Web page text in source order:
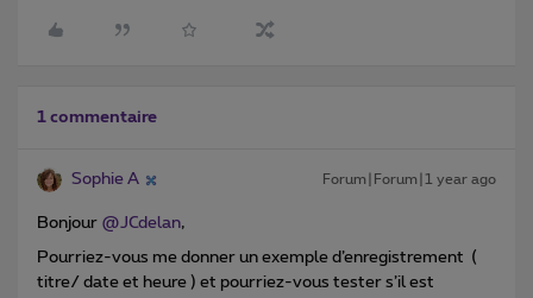
1 commentaire
Sophie A Forum|Forum|1 year ago
Bonjour ​ @JCdelan,
Pourriez-vous me donner un exemple d’enregistrement (
titre/ date et heure ) et pourriez-vous tester s’il est